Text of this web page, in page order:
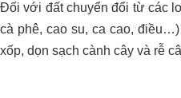
Đối với đất chuyển đổi từ các
cà phê, cao su, ca cao,
xốp, dọn sạch cành cây và rễ